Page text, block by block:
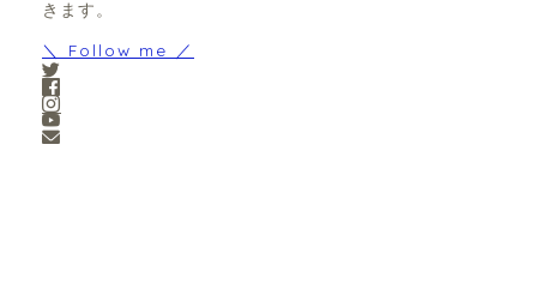
きます。
＼ Follow me ／